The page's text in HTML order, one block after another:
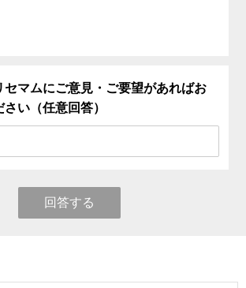
セマムにご意見・ご要望があればお
い（任意回答）
回答する